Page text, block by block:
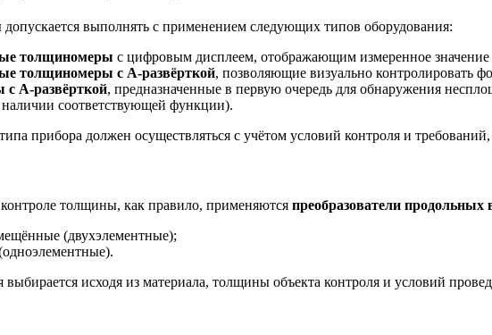
выполнять с применением следующих типов оборудования:
толщиномеры с цифровым дисплеем, отображающим измеренное
толщиномеры с А-развёрткой, позволяющие визуально контролировать
с А-развёрткой, предназначенные в первую очередь для обнаружения
соответствующей функции).
прибора должен осуществляться с учётом условий контроля и
толщины, как правило, применяются преобразователи продольных
(двухэлементные);
выбирается исходя из материала, толщины объекта контроля и условий